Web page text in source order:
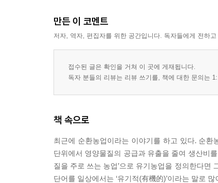
생물이 재난도 막는다
3부 농촌살림
마을을 만든다?
마을도 공부한다
색카드 마을민주주의
마을은 언제나 ‘~ing’
마을은 없다
마치(町)는 마을이 아니다
홍동면, 산내면 그리고 진안과 완주
만든 이 코멘트
저자, 역자, 편집자를 위한 공간입니다. 독자들에게 전하
접수된 글은 확인을 거쳐 이 곳에 게재됩니다.
독자 분들의 리뷰는 리뷰 쓰기를, 책에 대한 문의는
책 속으로
최근에 순환농업이라는 이야기를 하고 있다. 순
단위에서 영양물질의 공급과 유출을 줄여 생산비
질을 주로 쓰는 농업’으로 유기농업을 정의한다
단어를 일상에서는 ‘유기적(有機的)’이라는 말로